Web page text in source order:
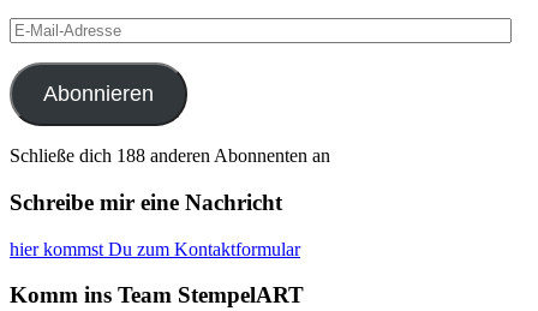
E-
Mail-
Adresse
Abonnieren
Schließe dich 188 anderen Abonnenten an
Schreibe mir eine Nachricht
hier kommst Du zum Kontaktformular
Komm ins Team StempelART